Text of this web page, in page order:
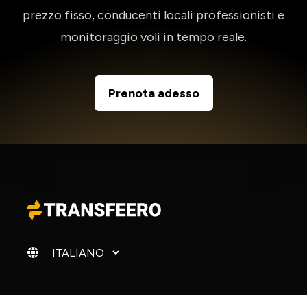
prezzo fisso, conducenti locali professionisti e
monitoraggio voli in tempo reale.
Prenota adesso
Cambia lingua